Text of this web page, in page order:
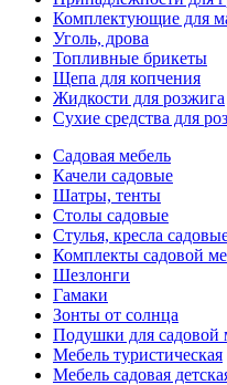
Комплектующие для
Уголь, дрова
Топливные брикеты
Щепа для копчения
Жидкости для розжига
Сухие средства для
Садовая мебель
Качели садовые
Шатры, тенты
Столы садовые
Стулья, кресла
Комплекты садовой
Шезлонги
Гамаки
Зонты от солнца
Подушки для садовой
Мебель туристическая
Мебель садовая